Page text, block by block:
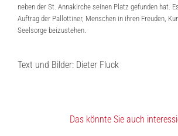
neben der St. Annakirche seinen Platz gefunden hat.
Auftrag der Pallottiner, Menschen in ihren Freuden,
Seelsorge beizustehen.
Text und Bilder: Dieter Fluck
Das könnte Sie auch